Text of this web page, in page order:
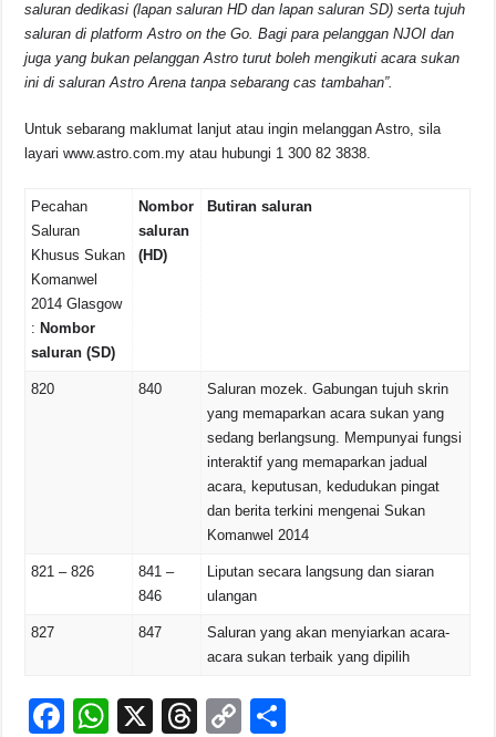
saluran dedikasi (lapan saluran HD dan lapan saluran SD) serta tujuh
saluran di platform Astro on the Go. Bagi para pelanggan NJOI dan
juga yang bukan pelanggan Astro turut boleh mengikuti acara sukan
ini di saluran Astro Arena tanpa sebarang cas tambahan”.
Untuk sebarang maklumat lanjut atau ingin melanggan Astro, sila
layari www.astro.com.my atau hubungi 1 300 82 3838.
Pecahan
Saluran
Khusus Sukan
Komanwel
2014 Glasgow
: Nombor
saluran (SD)
Nombor
saluran
(HD)
Butiran saluran
820 840
Saluran mozek. Gabungan tujuh skrin
yang memaparkan acara sukan yang
sedang berlangsung. Mempunyai fungsi
interaktif yang memaparkan jadual
acara, keputusan, kedudukan pingat
dan berita terkini mengenai Sukan
Komanwel 2014
821 – 826
841 –
846
Liputan secara langsung dan siaran
ulangan
827 847
Saluran yang akan menyiarkan acara-
acara sukan terbaik yang dipilih
F
W X
T
C